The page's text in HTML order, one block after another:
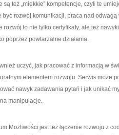
też „miękkie” kompetencje, czyli te
być rozwój komunikacji, praca nad
to nie tylko certyfikaty, ale też
poprzez powtarzalne działania.
uczyć, jak pracować z informacją w
elementem rozwoju. Serwis może
nawyk zadawania pytań i jak unikać
manipulacje.
Możliwości jest też łączenie rozwoju z